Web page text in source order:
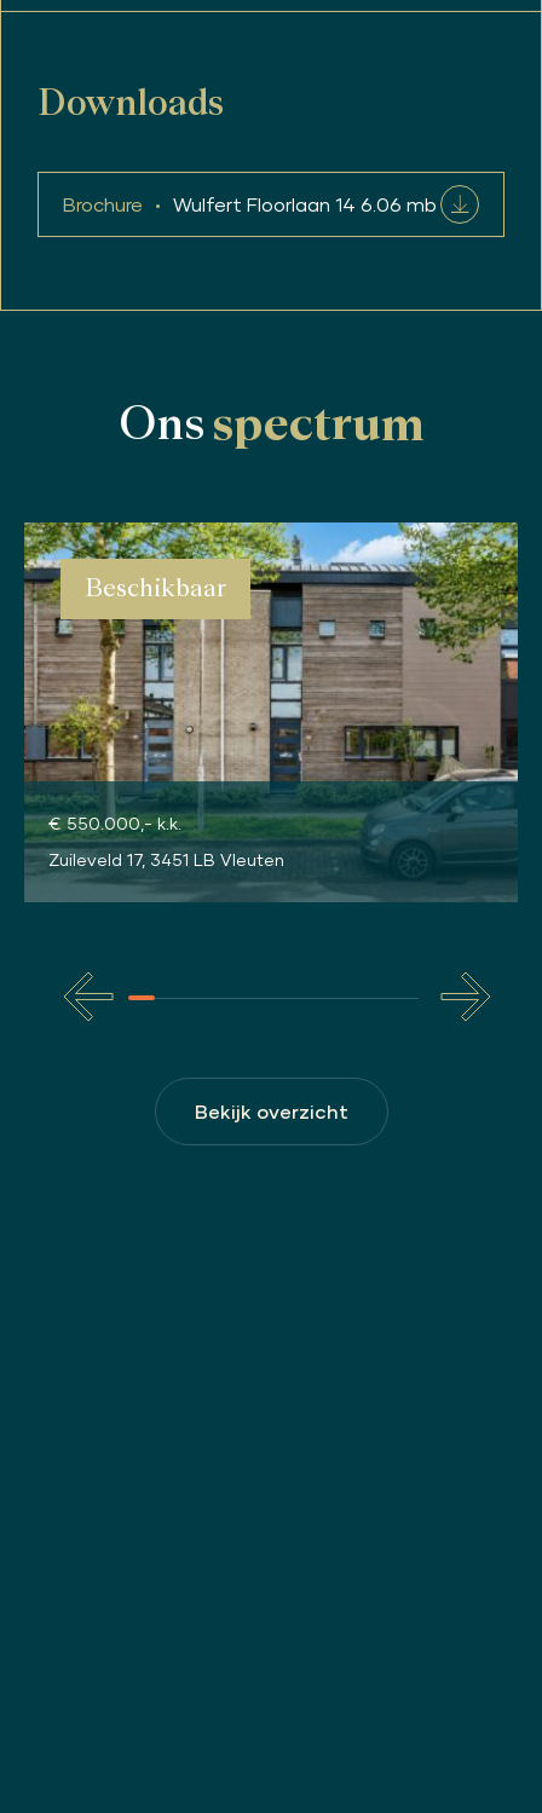
Downloads
Brochure Wulfert Floorlaan 14 6.06 mb
Ons spectrum
Beschikbaar
€ 550.000,- k.k.
Zuileveld 17, 3451 LB Vleuten
Bekijk overzicht